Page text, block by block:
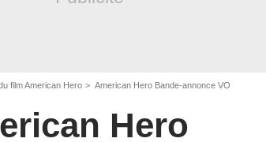
film American Hero American Hero Bande-annonce VO
Hero